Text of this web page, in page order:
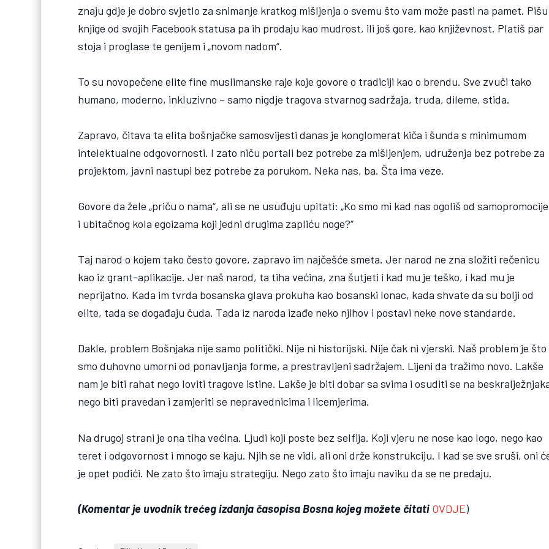
znaju gdje je dobro svjetlo za snimanje kratkog mišljenja o svemu što vam može pasti na pamet.
knjige od svojih Facebook statusa pa ih prodaju kao mudrost, ili još gore, kao književnost. Platiš par
stoja i proglase te genijem i „novom nadom“.
To su novopečene elite fine muslimanske raje koje govore o tradiciji kao o brendu. Sve zvuči tako
humano, moderno, inkluzivno – samo nigdje tragova stvarnog sadržaja, truda, dileme, stida.
Zapravo, čitava ta elita bošnjačke samosvijesti danas je konglomerat kiča i šunda s minimumom
intelektualne odgovornosti. I zato niču portali bez potrebe za mišljenjem, udruženja bez potrebe za
projektom, javni nastupi bez potrebe za porukom. Neka nas, ba. Šta ima veze.
Govore da žele „priču o nama“, ali se ne usuđuju upitati: „Ko smo mi kad nas ogoliš od samopromocije
i ubitačnog kola egoizama koji jedni drugima zapliću noge?“
Taj narod o kojem tako često govore, zapravo im najčešće smeta. Jer narod ne zna složiti rečenicu
kao iz grant-aplikacije. Jer naš narod, ta tiha većina, zna šutjeti i kad mu je teško, i kad mu je
neprijatno. Kada im tvrda bosanska glava prokuha kao bosanski lonac, kada shvate da su bolji od
elite, tada se događaju čuda. Tada iz naroda izađe neko njihov i postavi neke nove standarde.
Dakle, problem Bošnjaka nije samo politički. Nije ni historijski. Nije čak ni vjerski. Naš problem je što
smo duhovno umorni od ponavljanja forme, a prestravljeni sadržajem. Lijeni da tražimo novo. Lakše
nam je biti rahat nego loviti tragove istine. Lakše je biti dobar sa svima i osuditi se na
nego biti pravedan i zamjeriti se nepravednicima i licemjerima.
Na drugoj strani je ona tiha većina. Ljudi koji poste bez selfija. Koji vjeru ne nose kao logo, nego kao
teret i odgovornost i mnogo se kaju. Njih se ne vidi, ali oni drže konstrukciju. I kad se sve sruši, oni
je opet podići. Ne zato što imaju strategiju. Nego zato što imaju naviku da se ne predaju.
(Komentar je uvodnik trećeg izdanja časopisa Bosna kojeg možete čitati OVDJE)